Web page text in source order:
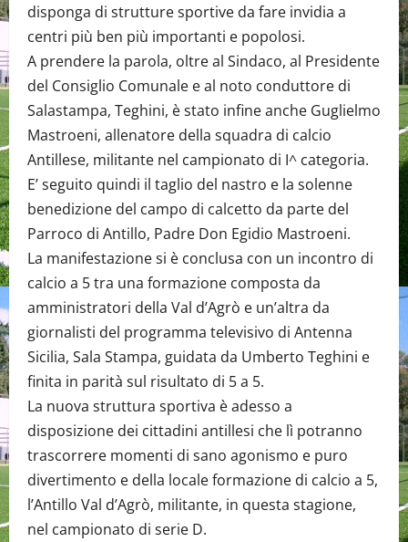
disponga di strutture sportive da fare invidia a
centri più ben più importanti e popolosi.
A prendere la parola, oltre al Sindaco, al Presidente
del Consiglio Comunale e al noto conduttore di
Salastampa, Teghini, è stato infine anche Guglielmo
Mastroeni, allenatore della squadra di calcio
Antillese, militante nel campionato di I^ categoria.
E’ seguito quindi il taglio del nastro e la solenne
benedizione del campo di calcetto da parte del
Parroco di Antillo, Padre Don Egidio Mastroeni.
La manifestazione si è conclusa con un incontro di
calcio a 5 tra una formazione composta da
amministratori della Val d’Agrò e un’altra da
giornalisti del programma televisivo di Antenna
Sicilia, Sala Stampa, guidata da Umberto Teghini e
finita in parità sul risultato di 5 a 5.
La nuova struttura sportiva è adesso a
disposizione dei cittadini antillesi che lì potranno
trascorrere momenti di sano agonismo e puro
divertimento e della locale formazione di calcio a 5,
l’Antillo Val d’Agrò, militante, in questa stagione,
nel campionato di serie D.